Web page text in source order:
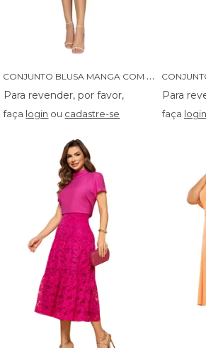
C
ONJUNTO BLUSA MANGA COM LASTEX E SAIA MALHA COM BABADINHOS
faça login ou cadastre-se faça login